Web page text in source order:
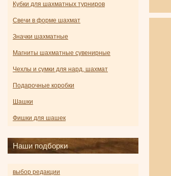
Кубки для шахматных турниров
Свечи в форме шахмат
Значки шахматные
Магниты шахматные сувенирные
Чехлы и сумки для нард, шахмат
Подарочные коробки
Шашки
Фишки для шашек
Наши подборки
выбор редакции